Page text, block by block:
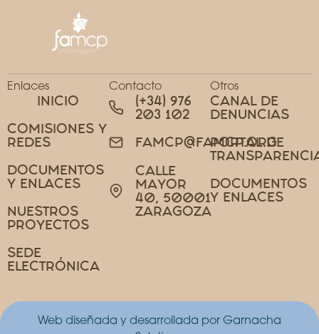
Enlaces
INICIO
COMISIONES Y
REDES
DOCUMENTOS
Y ENLACES
NUESTROS
PROYECTOS
SEDE
ELECTRÓNICA
Contacto
(+34) 976
203 102
FAMCP@FAMCP.ORG
CALLE
MAYOR
40, 50001
ZARAGOZA
Otros
CANAL DE
DENUNCIAS
PORTAL DE
DOCUMENTOS
Y ENLACES
Web diseñada y desarrollada por Garnacha